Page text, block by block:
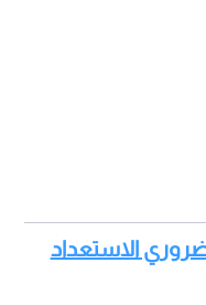
ضروري الاستعداد